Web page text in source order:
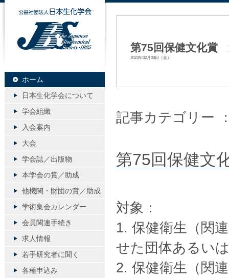
第75回保健文化賞
2023年02月03日（金）
記事カテゴリー
第75回保健文
対象：
1. 保健衛生（関
せた団体あるい
2. 保健衛生（関
公益社団法人日本生化学会
ホーム
日本生化学会について
学会組織
入会案内
大会
学会誌／出版物
本学会の賞／助成
他機関・財団の賞／助成
学術集会カレンダー
会員関連手続き
求人情報
若手研究者に聞く
各種申込み